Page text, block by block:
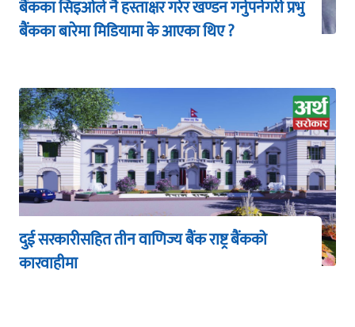
बैंकका सिइओले नै हस्ताक्षर गरेर खण्डन गर्नुपर्नेगरी प्रभु
बैंकका बारेमा मिडियामा के आएका थिए ?
दुई सरकारीसहित तीन वाणिज्य बैंक राष्ट्र बैंकको
कारवाहीमा